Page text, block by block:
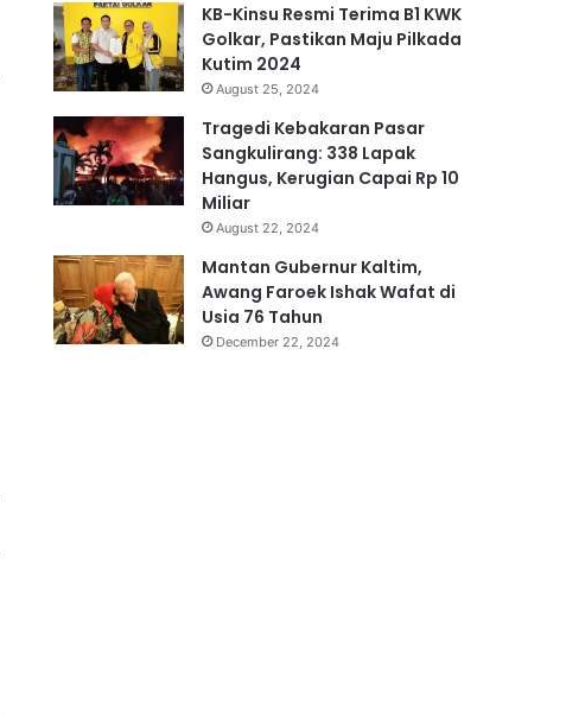
KB-Kinsu Resmi Terima B1 KWK
Golkar, Pastikan Maju Pilkada
Kutim 2024
August 25, 2024
Tragedi Kebakaran Pasar
Sangkulirang: 338 Lapak
Hangus, Kerugian Capai Rp 10
Miliar
August 22, 2024
Mantan Gubernur Kaltim,
Awang Faroek Ishak Wafat di
Usia 76 Tahun
December 22, 2024